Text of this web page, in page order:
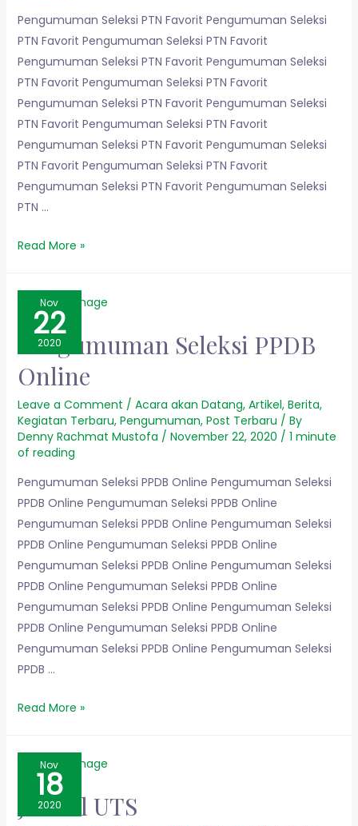
Pengumuman Seleksi PTN Favorit Pengumuman Seleksi
PTN Favorit Pengumuman Seleksi PTN Favorit
Pengumuman Seleksi PTN Favorit Pengumuman Seleksi
PTN Favorit Pengumuman Seleksi PTN Favorit
Pengumuman Seleksi PTN Favorit Pengumuman Seleksi
PTN Favorit Pengumuman Seleksi PTN Favorit
Pengumuman Seleksi PTN Favorit Pengumuman Seleksi
PTN Favorit Pengumuman Seleksi PTN Favorit
Pengumuman Seleksi PTN Favorit Pengumuman Seleksi
PTN …
Read More »
Nov
22
2020
Pengumuman Seleksi PPDB
Online
Leave a Comment / Acara akan Datang, Artikel, Berita,
Kegiatan Terbaru, Pengumuman, Post Terbaru / By
Denny Rachmat Mustofa / November 22, 2020 / 1 minute
of reading
Pengumuman Seleksi PPDB Online Pengumuman Seleksi
PPDB Online Pengumuman Seleksi PPDB Online
Pengumuman Seleksi PPDB Online Pengumuman Seleksi
PPDB Online Pengumuman Seleksi PPDB Online
Pengumuman Seleksi PPDB Online Pengumuman Seleksi
PPDB Online Pengumuman Seleksi PPDB Online
Pengumuman Seleksi PPDB Online Pengumuman Seleksi
PPDB Online Pengumuman Seleksi PPDB Online
Pengumuman Seleksi PPDB Online Pengumuman Seleksi
PPDB …
Read More »
Nov
18
2020
Jadwal UTS